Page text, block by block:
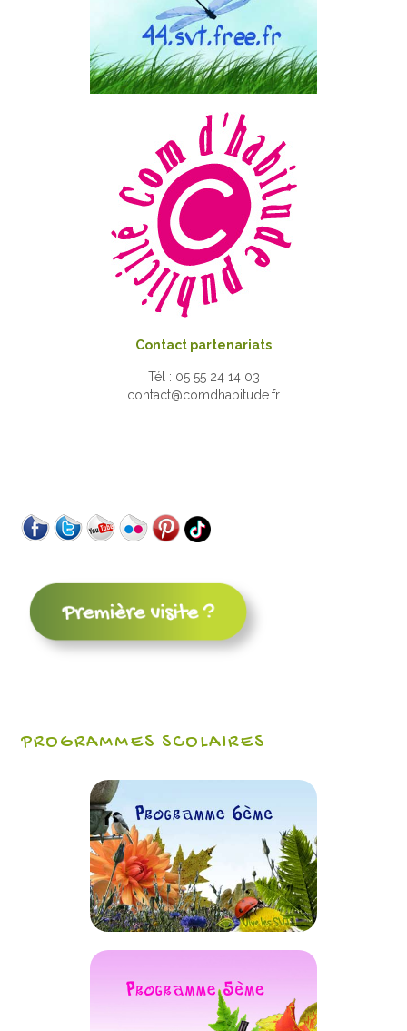
Contact partenariats
Tél : 05 55 24 14 03
contact@comdhabitude.fr
PROGRAMMES SCOLAIRES